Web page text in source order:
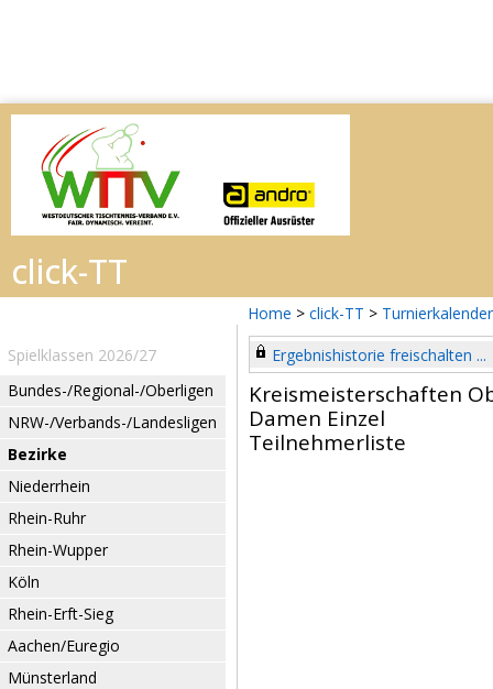
Home > click-TT > Turnierkalender
Spielklassen 2026/27
Bundes-/Regional-/Oberligen
NRW-/Verbands-/Landesligen
Bezirke
Niederrhein
Rhein-Ruhr
Rhein-Wupper
Köln
Rhein-Erft-Sieg
Aachen/Euregio
Münsterland
Ergebnishistorie freischalten ...
Kreismeisterschaften
Damen Einzel
Teilnehmerliste